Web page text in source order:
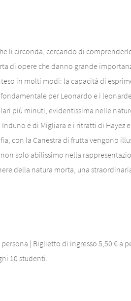
li circonda, cercando di
di opere che danno grande
in molti modi: la capacità di
per Leonardo e i
più minuti, evidentissima nelle
e di Migliara e i ritratti di Hayez
con la Canestra di frutta vengono
solo abilissimo nella
della natura morta, una
persona | Biglietto di ingresso 5,50 € a
10 studenti.